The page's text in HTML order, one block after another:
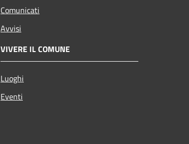
Comunicati
Avvisi
VIVERE IL COMUNE
Luoghi
Eventi